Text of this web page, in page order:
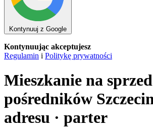
Kontynuuj z Google
Kontynuując akceptujesz
Regulamin i Politykę prywatności
Mieszkanie na
pośredników
adresu · parter